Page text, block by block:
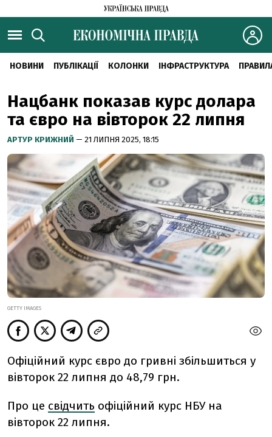
НОВИНИ ПУБЛІКАЦІЇ КОЛОНКИ ІНФРАСТРУКТУРА
Нацбанк показав курс долара
та євро на вівторок 22 липня
АРТУР КРИЖНИЙ — 21 ЛИПНЯ 2025, 18:15
GETTY IMAGES
Офіційний курс євро до гривні збільшиться у
вівторок 22 липня до 48,79 грн.
Про це свідчить офіційний курс НБУ на
вівторок 22 липня.